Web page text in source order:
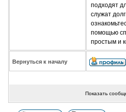
подходят
служат
помощью
простым и
Вернуться к началу
Показать